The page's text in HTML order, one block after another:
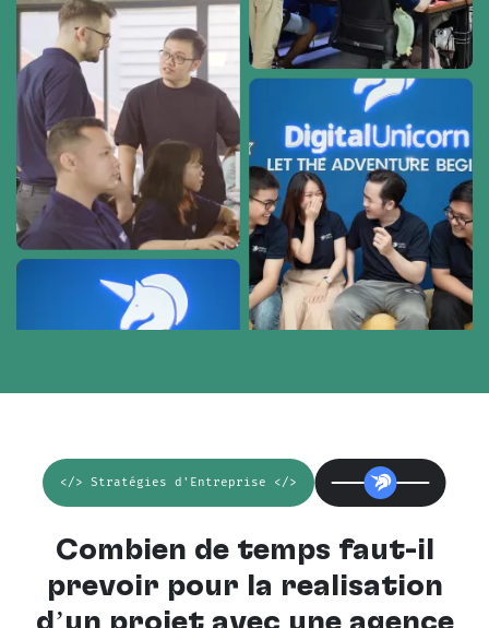
</> Stratégies d'Entreprise </>
Combien de temps faut-il
prévoir pour la réalisation